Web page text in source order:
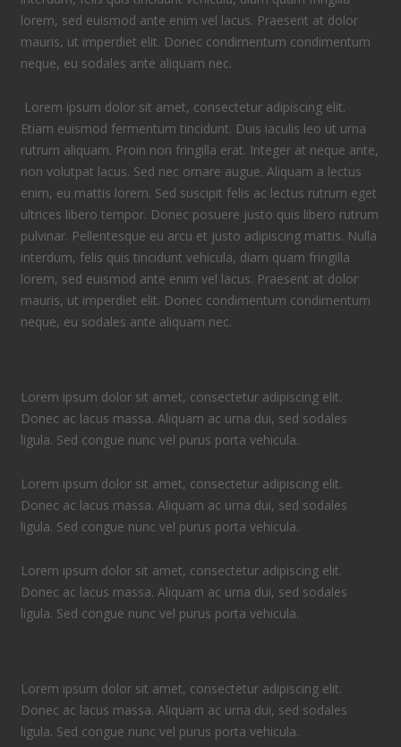
lorem, sed euismod ante enim vel lacus. Praesent at dolor
mauris, ut imperdiet elit. Donec condimentum condimentum
neque, eu sodales ante aliquam nec.
Lorem ipsum dolor sit amet, consectetur adipiscing elit.
Etiam euismod fermentum tincidunt. Duis iaculis leo ut urna
rutrum aliquam. Proin non fringilla erat. Integer at neque ante,
non volutpat lacus. Sed nec ornare augue. Aliquam a lectus
enim, eu mattis lorem. Sed suscipit felis ac lectus rutrum eget
ultrices libero tempor. Donec posuere justo quis libero rutrum
pulvinar. Pellentesque eu arcu et justo adipiscing mattis. Nulla
interdum, felis quis tincidunt vehicula, diam quam fringilla
lorem, sed euismod ante enim vel lacus. Praesent at dolor
mauris, ut imperdiet elit. Donec condimentum condimentum
neque, eu sodales ante aliquam nec.
Lorem ipsum dolor sit amet, consectetur adipiscing elit.
Donec ac lacus massa. Aliquam ac urna dui, sed sodales
ligula. Sed congue nunc vel purus porta vehicula.
Lorem ipsum dolor sit amet, consectetur adipiscing elit.
Donec ac lacus massa. Aliquam ac urna dui, sed sodales
ligula. Sed congue nunc vel purus porta vehicula.
Lorem ipsum dolor sit amet, consectetur adipiscing elit.
Donec ac lacus massa. Aliquam ac urna dui, sed sodales
ligula. Sed congue nunc vel purus porta vehicula.
Lorem ipsum dolor sit amet, consectetur adipiscing elit.
Donec ac lacus massa. Aliquam ac urna dui, sed sodales
ligula. Sed congue nunc vel purus porta vehicula.